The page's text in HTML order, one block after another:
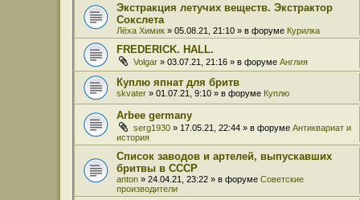
Экстракция летучих веществ. Экстрактор
Сокслета
Лёха Химик » 05.08.21, 21:10 » в форуме Курилка
FREDERICK. HALL.
Volgar » 03.07.21, 21:16 » в форуме Англия
Куплю япнат для бритв
skvater » 01.07.21, 9:10 » в форуме Куплю
Arbee germany
serg1930 » 17.05.21, 22:44 » в форуме Антиквариат и
история
Список заводов и артелей, выпускавших
бритвы в СССР
anton » 24.04.21, 23:22 » в форуме Советские
производители